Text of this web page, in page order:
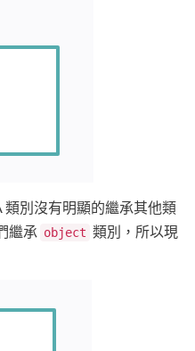
類別沒有明顯的繼承其他類
繼承 object 類別，所以現